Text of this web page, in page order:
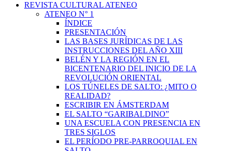
REVISTA CULTURAL ATENEO
ATENEO N° 1
ÍNDICE
PRESENTACIÓN
LAS BASES JURÍDICAS DE LAS
INSTRUCCIONES DEL AÑO XIII
BELÉN Y LA REGIÓN EN EL
BICENTENARIO DEL INICIO DE LA
REVOLUCIÓN ORIENTAL
LOS TÚNELES DE SALTO: ¿MITO O
REALIDAD?
ESCRIBIR EN ÁMSTERDAM
EL SALTO “GARIBALDINO”
UNA ESCUELA CON PRESENCIA EN
TRES SIGLOS
EL PERÍODO PRE-PARROQUIAL EN